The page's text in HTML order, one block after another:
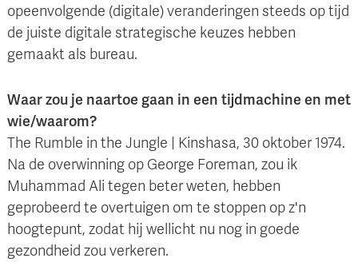
opeenvolgende (digitale) veranderingen steeds op tijd
de juiste digitale strategische keuzes hebben
gemaakt als bureau.
Waar zou je naartoe gaan in een tijdmachine en met
wie/waarom?
The Rumble in the Jungle | Kinshasa, 30 oktober 1974.
Na de overwinning op George Foreman, zou ik
Muhammad Ali tegen beter weten, hebben
geprobeerd te overtuigen om te stoppen op z'n
hoogtepunt, zodat hij wellicht nu nog in goede
gezondheid zou verkeren.